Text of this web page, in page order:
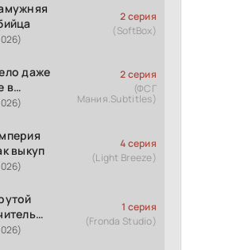
2 серия
(SoftBox)
даже
в
2 серия
(ФСГ
Мания.Subtitles)
выкуп
4 серия
(Light Breeze)
1 серия
(Fronda Studio)